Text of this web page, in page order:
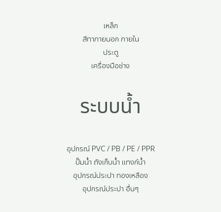
เหล็ก
สีทาภายนอก ภายใน
ประตู
เครื่องมือช่าง
ระบบน้ำ
อุปกรณ์ PVC / PB / PE / PPR
ปั๊มน้ำ ถังเก็บน้ำ แทงก์น้ำ
อุปกรณ์ประปา ทองเหลือง
อุปกรณ์ประปา อื่นๆ